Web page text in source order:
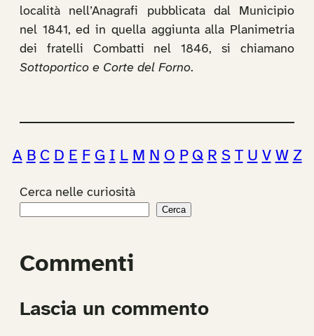
località nell’Anagrafi pubblicata dal Municipio
nel 1841, ed in quella aggiunta alla Planimetria
dei fratelli Combatti nel 1846, si chiamano
Sottoportico e Corte del Forno.
A B C D E F G I L M N O P Q R S T U V W Z
Cerca nelle curiosità
Cerca
Commenti
Lascia un commento